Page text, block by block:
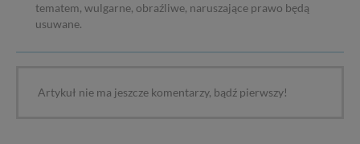
tematem, wulgarne, obraźliwe, naruszające prawo będą
usuwane.
Artykuł nie ma jeszcze komentarzy, bądź pierwszy!